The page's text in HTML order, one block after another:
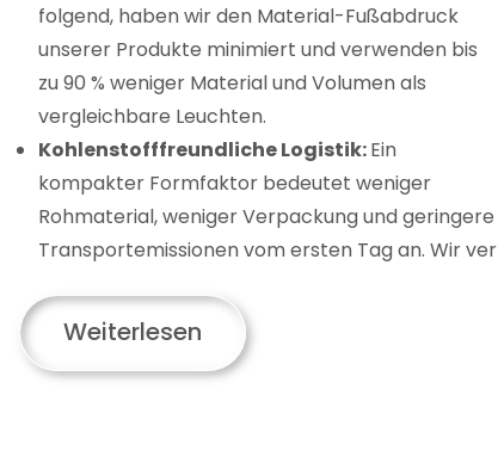
folgend, haben wir den Material-Fußabdruck
unserer Produkte minimiert und verwenden bis
zu 90 % weniger Material und Volumen als
vergleichbare Leuchten.
Kohlenstofffreundliche Logistik:Ein
kompakter Formfaktor bedeutet weniger
Rohmaterial, weniger Verpackung und geringere
Transportemissionen vom ersten Tag an. Wir ver
Weiterlesen